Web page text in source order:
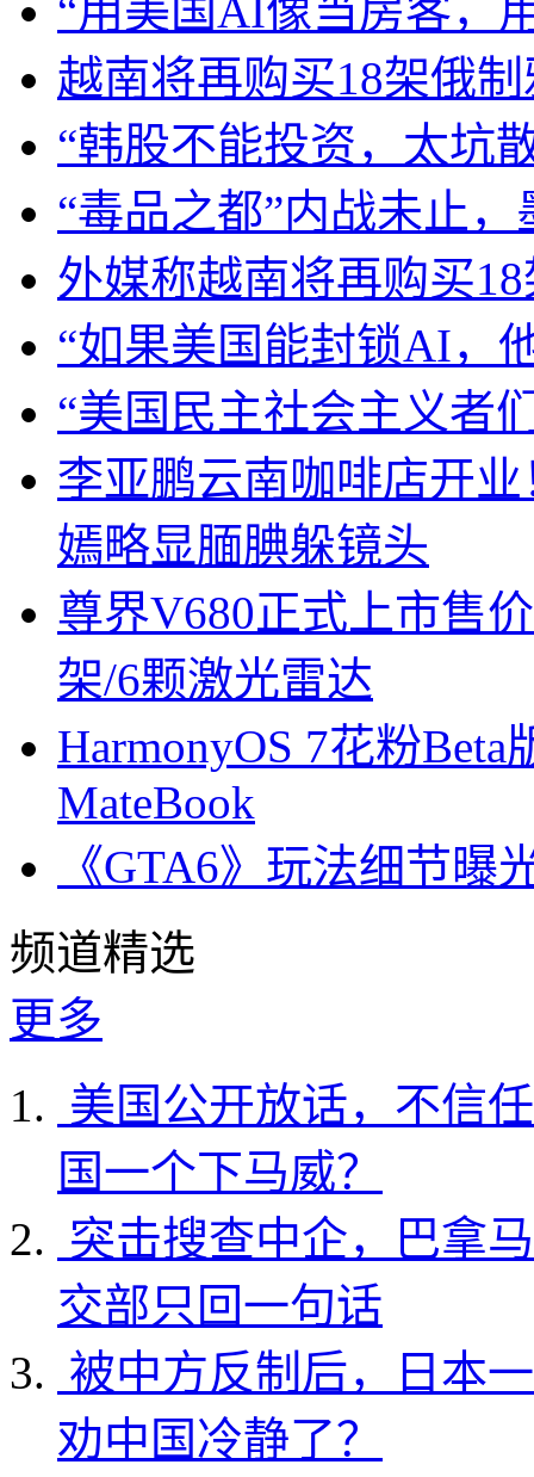
“用美国AI像当房客，
越南将再购买18架俄
“韩股不能投资，太坑
“毒品之都”内战未止
外媒称越南将再购买
“如果美国能封锁AI，
“美国民主社会主义者
李亚鹏云南咖啡店开
嫣略显腼腆躲镜头
尊界V680正式上市售
架/6颗激光雷达
HarmonyOS 7花粉
MateBook
《GTA6》玩法细节
频道精选
更多
美国公开放话，不信
国一个下马威？
突击搜查中企，巴拿
交部只回一句话
被中方反制后，日本
劝中国冷静了？